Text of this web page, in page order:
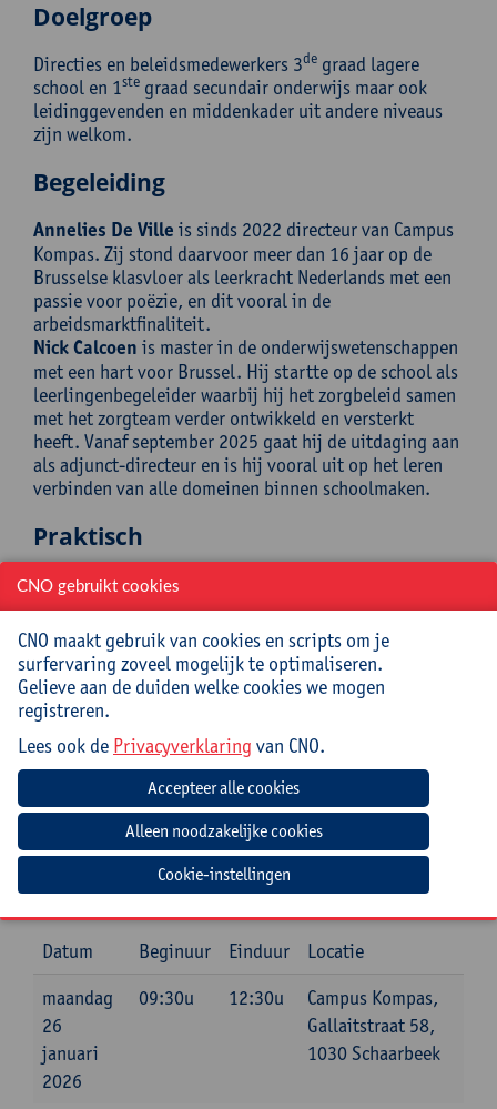
Doelgroep
Directies en beleidsmedewerkers 3de graad lagere
school en 1ste graad secundair onderwijs maar ook
leidinggevenden en middenkader uit andere niveaus
zijn welkom.
Begeleiding
Annelies De Ville is sinds 2022 directeur van Campus
Kompas. Zij stond daarvoor meer dan 16 jaar op de
Brusselse klasvloer als leerkracht Nederlands met een
passie voor poëzie, en dit vooral in de
arbeidsmarktfinaliteit.
Nick Calcoen is master in de onderwijswetenschappen
met een hart voor Brussel. Hij startte op de school als
leerlingenbegeleider waarbij hij het zorgbeleid samen
met het zorgteam verder ontwikkeld en versterkt
heeft. Vanaf september 2025 gaat hij de uitdaging aan
als adjunct-directeur en is hij vooral uit op het leren
verbinden van alle domeinen binnen schoolmaken.
Praktisch
Cursuscode:25/DR/312A
Drankje inbegrepen
Jouw bijdrage: 66 EUR.
Inlichtingen bij: Tamara Bonne, 03 265 29 89,
tamara.bonne@uantwerpen.be
Verwachte voorbereiding door
deelnemer
Je kan vooraf je vragen aan de school doorgeven via
Datum
Beginuur Einduur
Locatie
maandag
26
januari
2026
09:30u 12:30u
Campus Kompas,
Gallaitstraat 58,
1030 Schaarbeek
CNO gebruikt cookies
CNO maakt gebruik van cookies en scripts om je
surfervaring zoveel mogelijk te optimaliseren.
Gelieve aan de duiden welke cookies we mogen
registreren.
Lees ook de Privacyverklaring van CNO.
Cookie-instellingen